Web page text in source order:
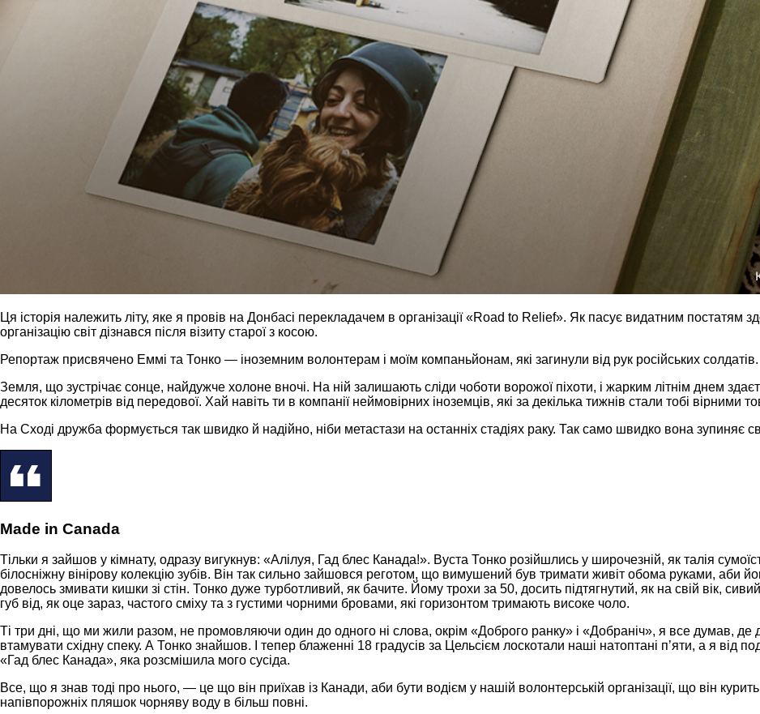
Ця історія належить літу, яке я провів на Донбасі перекладачем в організації «Road to Relief». Як пасує видатним постатям
організацію світ дізнався після візиту старої з косою.
Репортаж присвячено Еммі та Тонко — іноземним волонтерам і моїм компаньйонам, які загинули від рук російських солдатів.
Земля, що зустрічає сонце, найдужче холоне вночі. На ній залишають сліди чоботи ворожої піхоти, і жарким літнім днем
десяток кілометрів від передової. Хай навіть ти в компанії неймовірних іноземців, які за декілька тижнів стали тобі вірними
На Сході дружба формується так швидко й надійно, ніби метастази на останніх стадіях раку. Так само швидко вона зупиняє
Made in Canada
Тільки я зайшов у кімнату, одразу вигукнув: «Алілуя, Гад блес Канада!». Вуста Тонко розійшлись у широчезній, як талія
білосніжну вінірову колекцію зубів. Він так сильно зайшовся реготом, що вимушений був тримати живіт обома руками, аби
довелось змивати кишки зі стін. Тонко дуже турботливий, як бачите. Йому трохи за 50, досить підтягнутий, як на свій вік,
губ від, як оце зараз, частого сміху та з густими чорними бровами, які горизонтом тримають високе чоло.
Ті три дні, що ми жили разом, не промовляючи один до одного ні слова, окрім «Доброго ранку» і «Добраніч», я все думав, де
втамувати східну спеку. А Тонко знайшов. І тепер блаженні 18 градусів за Цельсієм лоскотали наші натоптані п’яти, а я від
«Гад блес Канада», яка розсмішила мого сусіда.
Все, що я знав тоді про нього, — це що він приїхав із Канади, аби бути водієм у нашій волонтерській організації, що він
напівпорожніх пляшок чорняву воду в більш повні.